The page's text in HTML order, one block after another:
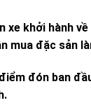
xe khởi hành
mua đặc sản
đón ban